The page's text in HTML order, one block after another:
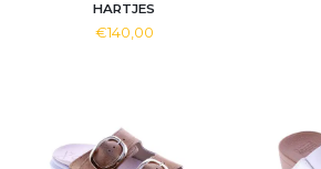
HARTJES
€140,00